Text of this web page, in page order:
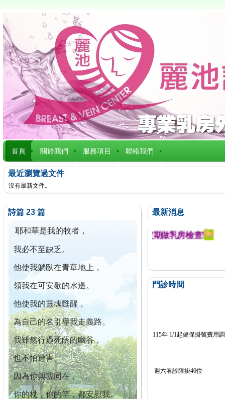
首頁 關於我們 服務項目 聯絡我們
最近瀏覽過文件
沒有最新文件。
詩篇 23 篇
耶和華是我的牧者，
我必不至缺乏。
他使我躺臥在青草地上，
領我在可安歇的水邊。
他使我的靈魂甦醒，
為自己的名引導我走義路。
我雖然行過死蔭的幽谷，
也不怕遭害。
因為你與我同在，
你的杖，你的竿，都安慰我。
最新消息
今已篩檢出1700位乳癌患者,提醒您定期做乳房檢查!
門診時間
115年 1/1起健保掛號費用
週六看診限掛40位